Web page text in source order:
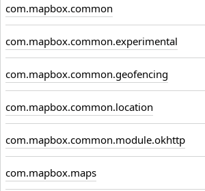
com.mapbox.common
com.mapbox.common.experimental
com.mapbox.common.geofencing
com.mapbox.common.location
com.mapbox.common.module.okhttp
com.mapbox.maps